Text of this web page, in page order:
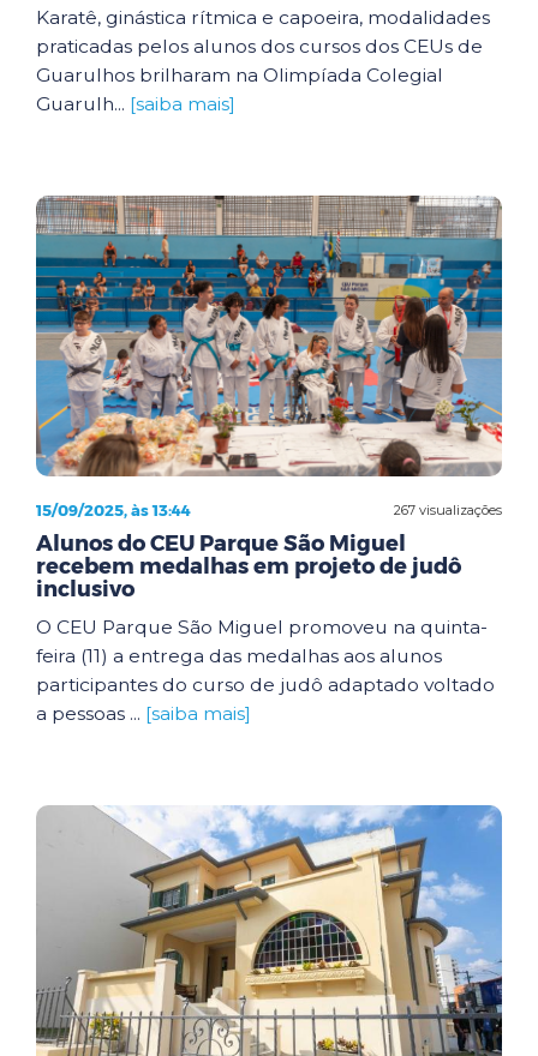
Karatê, ginástica rítmica e capoeira, modalidades
praticadas pelos alunos dos cursos dos CEUs de
Guarulhos brilharam na Olimpíada Colegial
Guarulh... [saiba mais]
267 visualizações
15/09/2025, às 13:44
Alunos do CEU Parque São Miguel
recebem medalhas em projeto de judô
inclusivo
O CEU Parque São Miguel promoveu na quinta-
feira (11) a entrega das medalhas aos alunos
participantes do curso de judô adaptado voltado
a pessoas ... [saiba mais]